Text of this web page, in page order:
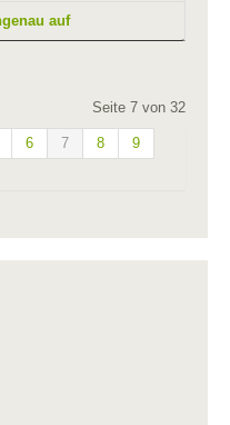
auf
Seite 7 von 32
6 7 8
9